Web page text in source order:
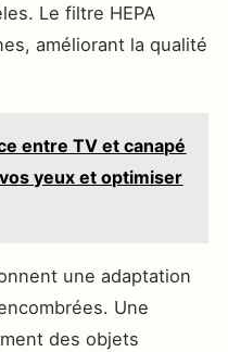
Le filtre HEPA
améliorant la qualité
entre TV et canapé
yeux et optimiser
une adaptation
Une
des objets